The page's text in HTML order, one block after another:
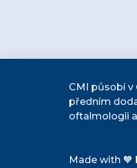
CMI působí v
předním
oftalmologii
Made with 🧡